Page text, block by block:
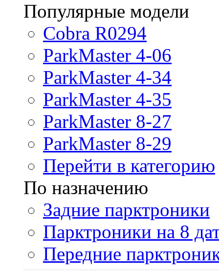
Популярные модели
Cobra R0294
ParkMaster 4-06
ParkMaster 4-34
ParkMaster 4-35
ParkMaster 8-27
ParkMaster 8-29
Перейти в категорию
По назначению
Задние парктроники
Парктроники на 8
Передние